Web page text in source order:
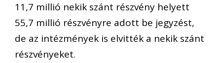
11,7 millió nekik szánt részvény helyett
55,7 millió részvényre adott be jegyzést,
de az intézmények is elvitték a nekik szánt
részvényeket.